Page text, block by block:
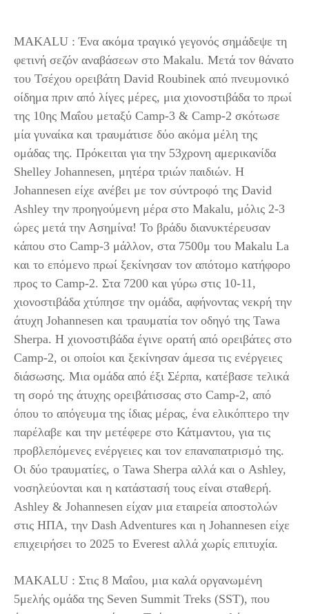
MAKALU : Ένα ακόμα τραγικό γεγονός σημάδεψε τη
φετινή σεζόν αναβάσεων στο Makalu. Μετά τον θάνατο
του Τσέχου ορειβάτη David Roubinek από πνευμονικό
οίδημα πριν από λίγες μέρες, μια χιονοστιβάδα το πρωί
της 10ης Μαΐου μεταξύ Camp-3 & Camp-2 σκότωσε
μία γυναίκα και τραυμάτισε δύο ακόμα μέλη της
ομάδας της. Πρόκειται για την 53χρονη αμερικανίδα
Shelley Johannesen, μητέρα τριών παιδιών. Η
Johannesen είχε ανέβει με τον σύντροφό της David
Ashley την προηγούμενη μέρα στο Makalu, μόλις 2-3
ώρες μετά την Ασημίνα! Το βράδυ διανυκτέρευσαν
κάπου στο Camp-3 μάλλον, στα 7500μ του Makalu La
και το επόμενο πρωί ξεκίνησαν τον απότομο κατήφορο
προς το Camp-2. Στα 7200 και γύρω στις 10-11,
χιονοστιβάδα χτύπησε την ομάδα, αφήνοντας νεκρή την
άτυχη Johannesen και τραυματία τον οδηγό της Tawa
Sherpa. Η χιονοστιβάδα έγινε ορατή από ορειβάτες στο
Camp-2, οι οποίοι και ξεκίνησαν άμεσα τις ενέργειες
διάσωσης. Μια ομάδα από έξι Σέρπα, κατέβασε τελικά
τη σορό της άτυχης ορειβάτισσας στο Camp-2, από
όπου το απόγευμα της ίδιας μέρας, ένα ελικόπτερο την
παρέλαβε και την μετέφερε στο Κάτμαντου, για τις
προβλεπόμενες ενέργειες και τον επαναπατρισμό της.
Οι δύο τραυματίες, ο Tawa Sherpa αλλά και ο Ashley,
νοσηλεύονται και η κατάστασή τους είναι σταθερή.
Ashley & Johannesen είχαν μια εταιρεία αποστολών
στις ΗΠΑ, την Dash Adventures και η Johannesen είχε
επιχειρήσει το 2025 το Everest αλλά χωρίς επιτυχία.
MAKALU : Στις 8 Μαΐου, μια καλά οργανωμένη
5μελής ομάδα της Seven Summit Treks (SST), που